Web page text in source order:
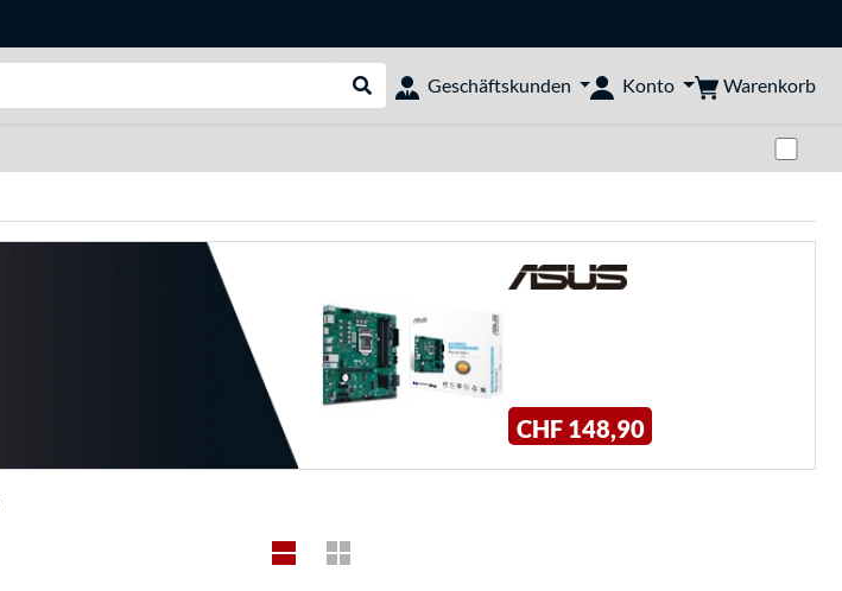
Suche durchführen
Geschäftskunden Konto Warenkorb
CHF 148,90